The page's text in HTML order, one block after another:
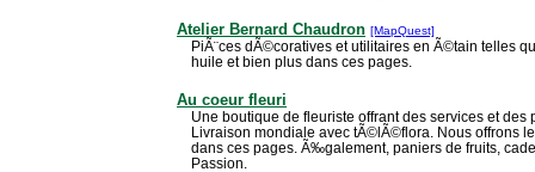
Atelier Bernard Chaudron [MapQuest]
PiÃ¨ces dÃ©coratives et utilitaires en Ã©tain telles
huile et bien plus dans ces pages.
Au coeur fleuri
Une boutique de fleuriste offrant des services et des
Livraison mondiale avec tÃ©lÃ©flora. Nous offrons
dans ces pages. Ã‰galement, paniers de fruits,
Passion.